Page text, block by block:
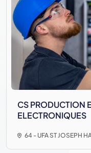
CS PRODUCTION
ELECTRONIQUES
64 - UFA ST JOSEPH